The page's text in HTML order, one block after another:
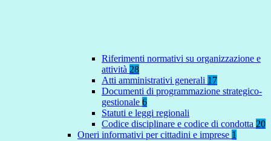
Riferimenti normativi su organizzazione e
attività 28
Atti amministrativi generali 17
Documenti di programmazione strategico-
gestionale 6
Statuti e leggi regionali
Codice disciplinare e codice di condotta 20
Oneri informativi per cittadini e imprese 1